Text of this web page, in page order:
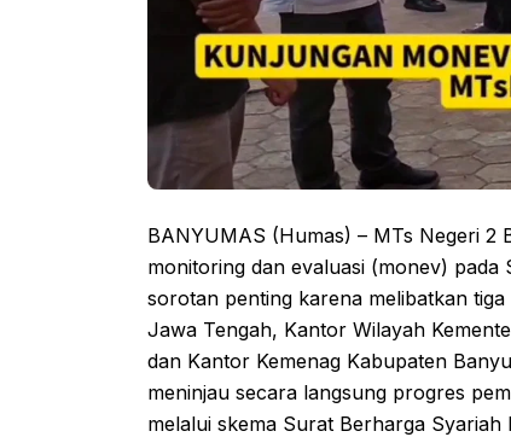
BANYUMAS (Humas) – MTs Negeri 2
monitoring dan evaluasi (monev) pada
sorotan penting karena melibatkan tiga
Jawa Tengah, Kantor Wilayah
dan Kantor Kemenag Kabupaten
meninjau secara langsung progres
melalui skema Surat Berharga